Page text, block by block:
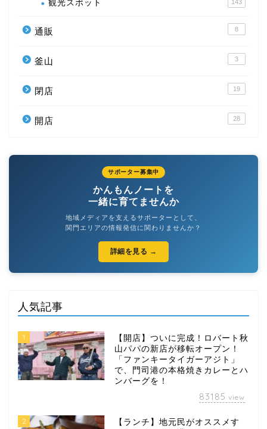
観光スポット 143
通販 8
釜山 3
閉店 19
開店 28
サポーター募集中
かんもんノートを
一緒に育てませんか
地域メディアを支えるサポーターとして、
関門エリアの情報発信に関わりませんか？
詳細を見る →
人気記事
1
【開店】ついに完成！ロバート秋
山パパの新店が移転オープン！
「ファンキータイガーアジト」
で、門司港の本格焼きカレーとハ
ンバーグを！
83185 view
2
【ランチ】地元民がオススメす